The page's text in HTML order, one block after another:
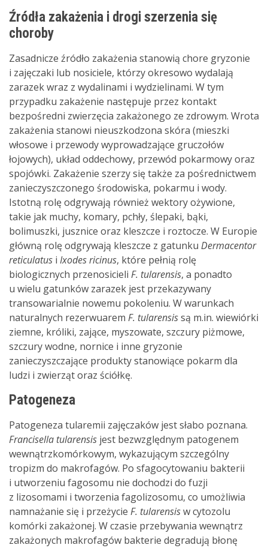
Źródła zakażenia i drogi szerzenia się
choroby
Zasadnicze źródło zakażenia stanowią chore gryzonie
i zajęczaki lub nosiciele, którzy okresowo wydalają
zarazek wraz z wydalinami i wydzielinami. W tym
przypadku zakażenie następuje przez kontakt
bezpośredni zwierzęcia zakażonego ze zdrowym. Wrota
zakażenia stanowi nieuszkodzona skóra (mieszki
włosowe i przewody wyprowadzające gruczołów
łojowych), układ oddechowy, przewód pokarmowy oraz
spojówki. Zakażenie szerzy się także za pośrednictwem
zanieczyszczonego środowiska, pokarmu i wody.
Istotną rolę odgrywają również wektory ożywione,
takie jak muchy, komary, pchły, ślepaki, bąki,
bolimuszki, jusznice oraz kleszcze i roztocze. W Europie
główną rolę odgrywają kleszcze z gatunku Dermacentor
reticulatus i Ixodes ricinus, które pełnią rolę
biologicznych przenosicieli F. tularensis, a ponadto
u wielu gatunków zarazek jest przekazywany
transowarialnie nowemu pokoleniu. W warunkach
naturalnych rezerwuarem F. tularensissą m.in. wiewiórki
ziemne, króliki, zające, myszowate, szczury piżmowe,
szczury wodne, nornice i inne gryzonie
zanieczyszczające produkty stanowiące pokarm dla
ludzi i zwierząt oraz ściółkę.
Patogeneza
Patogeneza tularemii zajęczaków jest słabo poznana.
Francisella tularensis jest bezwzględnym patogenem
wewnątrzkomórkowym, wykazującym szczególny
tropizm do makrofagów. Po sfagocytowaniu bakterii
i utworzeniu fagosomu nie dochodzi do fuzji
z lizosomami i tworzenia fagolizosomu, co umożliwia
namnażanie się i przeżycie F. tularensisw cytozolu
komórki zakażonej. W czasie przebywania wewnątrz
zakażonych makrofagów bakterie degradują błonę